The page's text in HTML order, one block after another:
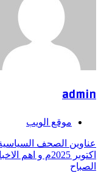
admin
موقع الويب
اكتوبر 2025م و
الصباح